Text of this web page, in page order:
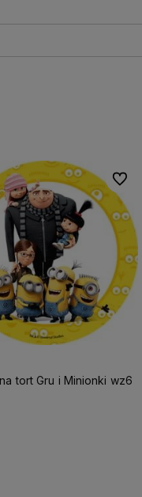
Opłatek na tort Gru i Minionki wz6
Do
Do